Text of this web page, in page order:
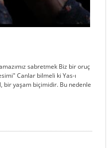
sabretmek Biz bir oruç
Canlar bilmeli ki Yas-ı
bir yaşam biçimidir. Bu nedenle